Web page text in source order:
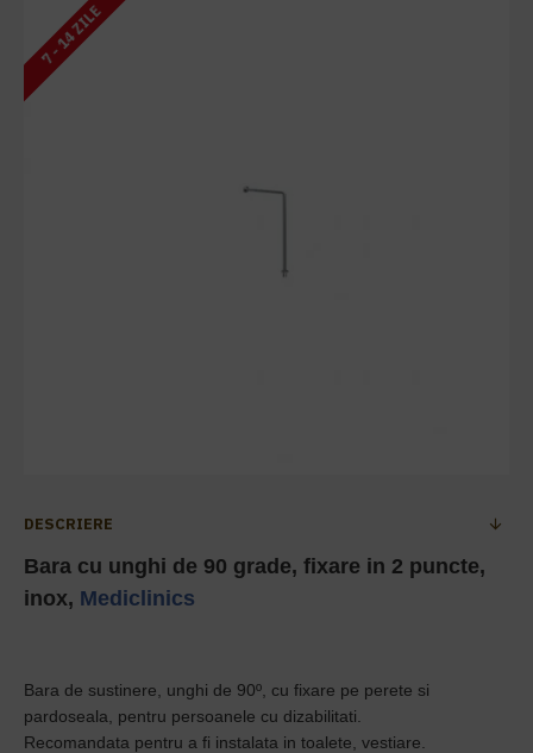
7 - 14 ZILE
DESCRIERE
Bara cu unghi de 90 grade, fixare in 2 puncte,
inox, Mediclinics
Bara de sustinere, unghi de 90º, cu fixare pe perete si
pardoseala, pentru persoanele cu dizabilitati.
Recomandata pentru a fi instalata in toalete, vestiare.